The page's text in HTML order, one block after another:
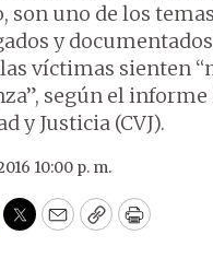
son uno de los
y
víctimas sienten
según el
y Justicia (CVJ).
10:00 p. m.
Twitter
EmailCopyPrint